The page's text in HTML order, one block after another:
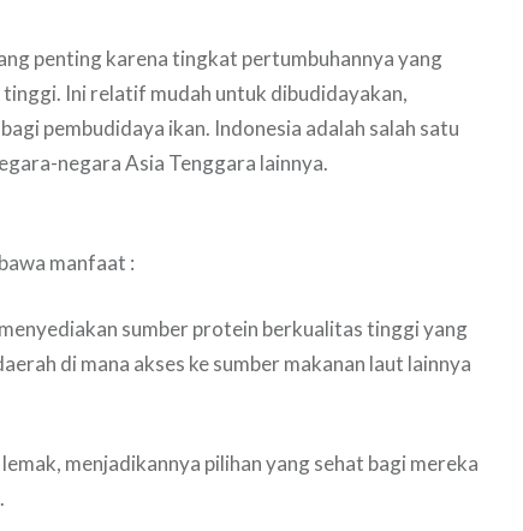
penting karena tingkat pertumbuhannya yang
Ini relatif mudah untuk dibudidayakan,
pembudidaya ikan. Indonesia adalah salah satu
negara Asia Tenggara lainnya.
manfaat :
sumber protein berkualitas tinggi yang
di mana akses ke sumber makanan laut lainnya
menjadikannya pilihan yang sehat bagi mereka